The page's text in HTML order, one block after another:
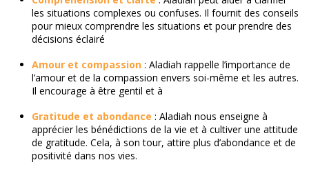
les situations complexes ou confuses. Il fournit des conseils
pour mieux comprendre les situations et pour prendre des
décisions éclairé
Amour et compassion : Aladiah rappelle l’importance de
l’amour et de la compassion envers soi-même et les autres.
Il encourage à être gentil et à
Gratitude et abondance : Aladiah nous enseigne à
apprécier les bénédictions de la vie et à cultiver une attitude
de gratitude. Cela, à son tour, attire plus d’abondance et de
positivité dans nos vies.